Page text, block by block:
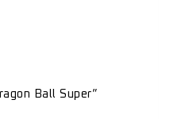
Ball Super”